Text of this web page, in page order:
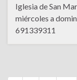
Iglesia de San
miércoles a
691339311